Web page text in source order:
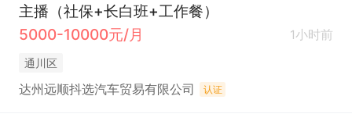
主播（社保+长白班+工作餐）
5000-10000元/月
1小时前
通川区
达州远顺抖选汽车贸易有限公司 认证